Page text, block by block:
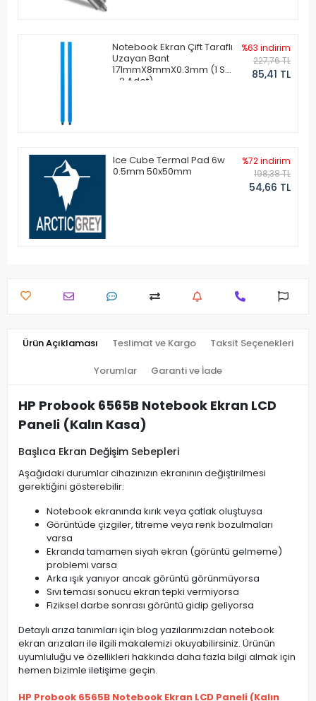
Notebook Ekran Çift Taraflı
Uzayan Bant
171mmX8mmX0.3mm (1 Set
- 2 Adet)
%63 indirim
227,76 TL
85,41 TL
Ice Cube Termal Pad 6w
0.5mm 50x50mm
%72 indirim
198,38 TL
54,66 TL
Ürün Açıklaması Teslimat ve Kargo Taksit Seçenekleri
Yorumlar Garanti ve İade
HP Probook 6565B Notebook Ekran LCD
Paneli (Kalın Kasa)
Başlıca Ekran Değişim Sebepleri
Aşağıdaki durumlar cihazınızın ekranının değiştirilmesi
gerektiğini gösterebilir:
Notebook ekranında kırık veya çatlak oluştuysa
Görüntüde çizgiler, titreme veya renk bozulmaları
varsa
Ekranda tamamen siyah ekran (görüntü gelmeme)
problemi varsa
Arka ışık yanıyor ancak görüntü görünmüyorsa
Sıvı teması sonucu ekran tepki vermiyorsa
Fiziksel darbe sonrası görüntü gidip geliyorsa
Detaylı arıza tanımları için blog yazılarımızdan notebook
ekran arızaları ile ilgili makalemizi okuyabilirsiniz. Ürünün
uyumluluğu ve özellikleri hakkında daha fazla bilgi almak için
hemen bizimle iletişime geçin.
HP Probook 6565B Notebook Ekran LCD Paneli (Kalın